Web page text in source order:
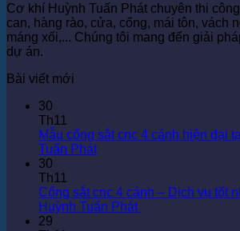
Cơ khí Huỳnh Tuấn Phát chuyên thi
can, hàng rào, cửa, cổng, mái tôn, vách
máng xối,... Chúng tôi mang đến giải
dự án.
Bài viết mới
30
Th11
Mẫu cổng sắt cnc 4 cánh hiện đại
Tuấn PhátKhông
luận
ở
30
Th11
Cổng sắt cnc 4 cánh – Dịch vụ tốt
Huỳnh Tuấn Phát
29